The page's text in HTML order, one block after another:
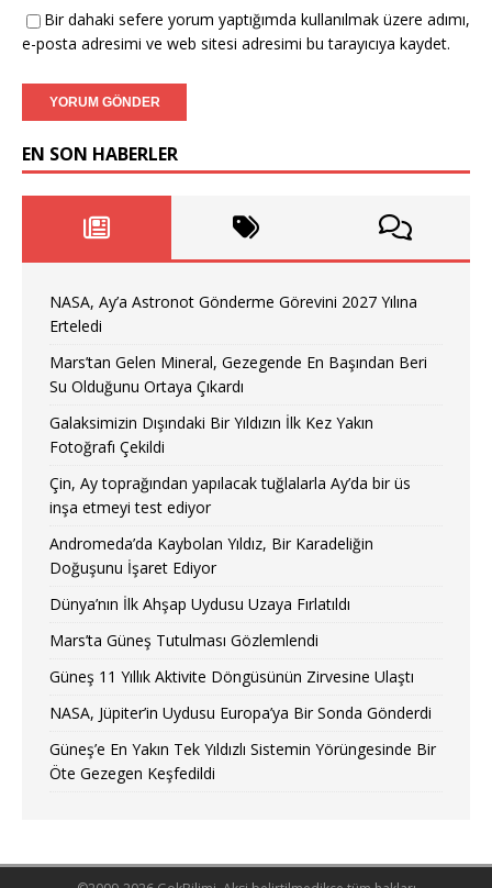
Bir dahaki sefere yorum yaptığımda kullanılmak üzere adımı,
e-posta adresimi ve web sitesi adresimi bu tarayıcıya kaydet.
EN SON HABERLER
NASA, Ay’a Astronot Gönderme Görevini 2027 Yılına
Erteledi
Mars’tan Gelen Mineral, Gezegende En Başından Beri
Su Olduğunu Ortaya Çıkardı
Galaksimizin Dışındaki Bir Yıldızın İlk Kez Yakın
Fotoğrafı Çekildi
Çin, Ay toprağından yapılacak tuğlalarla Ay’da bir üs
inşa etmeyi test ediyor
Andromeda’da Kaybolan Yıldız, Bir Karadeliğin
Doğuşunu İşaret Ediyor
Dünya’nın İlk Ahşap Uydusu Uzaya Fırlatıldı
Mars’ta Güneş Tutulması Gözlemlendi
Güneş 11 Yıllık Aktivite Döngüsünün Zirvesine Ulaştı
NASA, Jüpiter’in Uydusu Europa’ya Bir Sonda Gönderdi
Güneş’e En Yakın Tek Yıldızlı Sistemin Yörüngesinde Bir
Öte Gezegen Keşfedildi